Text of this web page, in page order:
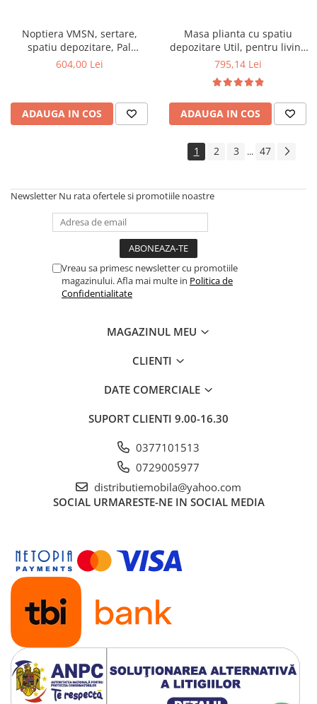
Noptiera VMSN, sertare,
spatiu depozitare, Pal
Melaminat, insertii MDF, Nuc
604,00 Lei
ADAUGA IN COS
Masa plianta cu spatiu
depozitare Util, pentru living
si bucatarie, PAL, structura
persoane, 160x96x80 cm, fag
795,14 Lei
ADAUGA IN COS
1 2 3 ... 47
Newsletter Nu rata ofertele si promotiile noastre
Vreau sa primesc newsletter cu promotiile
magazinului. Afla mai multe in Politica de
Confidentialitate
MAGAZINUL MEU
CLIENTI
DATE COMERCIALE
SUPORT CLIENTI 9.00-16.30
0377101513
0729005977
distributiemobila@yahoo.com
SOCIAL URMARESTE-NE IN SOCIAL MEDIA